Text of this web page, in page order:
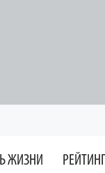
ЖИЗНИ